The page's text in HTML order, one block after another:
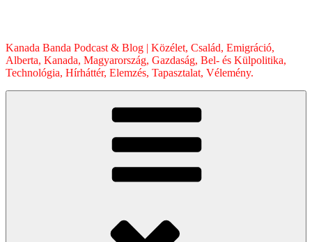
Kanada Banda Podcast & Blog | Közélet, Család, Emigráció,
Alberta, Kanada, Magyarország, Gazdaság, Bel- és Külpolitika,
Technológia, Hírháttér, Elemzés, Tapasztalat, Vélemény.